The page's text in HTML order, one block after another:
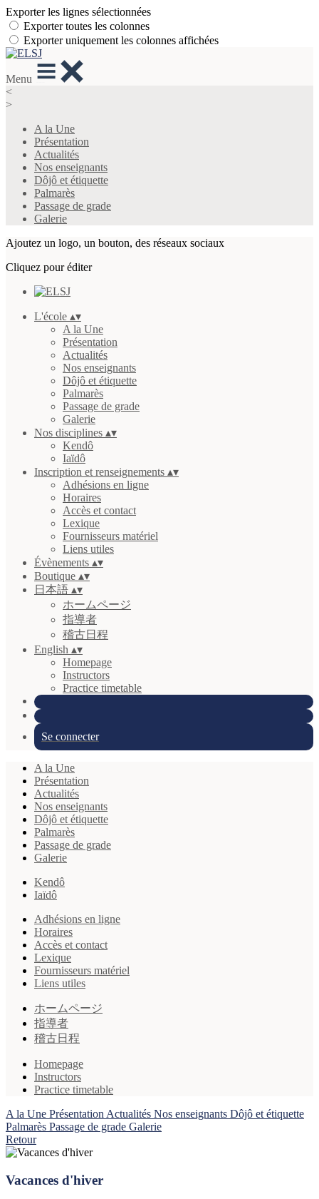
Exporter les lignes sélectionnées
Exporter toutes les colonnes
Exporter uniquement les colonnes affichées
Menu
<
>
A la Une
Présentation
Actualités
Nos enseignants
Dôjô et étiquette
Palmarès
Passage de grade
Galerie
Ajoutez un logo, un bouton, des réseaux sociaux
Cliquez pour éditer
L'école ▴▾
A la Une
Présentation
Actualités
Nos enseignants
Dôjô et étiquette
Palmarès
Passage de grade
Galerie
Nos disciplines ▴▾
Kendô
Iaïdô
Inscription et renseignements ▴▾
Adhésions en ligne
Horaires
Accès et contact
Lexique
Fournisseurs matériel
Liens utiles
Évènements ▴▾
Boutique ▴▾
日本語 ▴▾
ホームページ
指導者
稽古日程
English ▴▾
Homepage
Instructors
Practice timetable
Se connecter
A la Une
Présentation
Actualités
Nos enseignants
Dôjô et étiquette
Palmarès
Passage de grade
Galerie
Kendô
Iaïdô
Adhésions en ligne
Horaires
Accès et contact
Lexique
Fournisseurs matériel
Liens utiles
ホームページ
指導者
稽古日程
Homepage
Instructors
Practice timetable
A la Une Présentation Actualités Nos enseignants Dôjô et étiquette
Palmarès Passage de grade Galerie
Retour
Vacances d'hiver